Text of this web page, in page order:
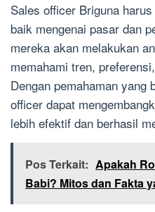
Sales officer Briguna
baik mengenai pasar dan
mereka akan melakukan
memahami tren,
Dengan pemahaman yang
officer dapat
lebih efektif dan berhasil
Pos Terkait: Apakah
Babi? Mitos dan Fakta